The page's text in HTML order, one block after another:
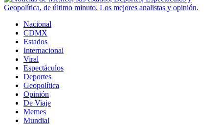
Nacional
CDMX
Estados
Internacional
Viral
Espectáculos
Deportes
Geopolítica
Opinión
De Viaje
Memes
Mundial